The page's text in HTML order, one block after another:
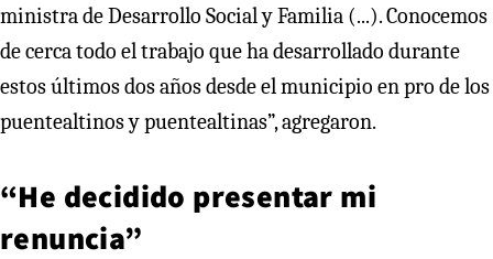
ministra de Desarrollo Social y Familia (...). Conocemos
de cerca todo el trabajo que ha desarrollado durante
estos últimos dos años desde el municipio en pro de los
puentealtinos y puentealtinas”, agregaron.
“He decidido presentar mi
renuncia”